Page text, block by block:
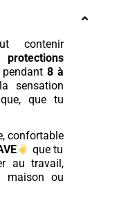
contenir
pendant 8 à
sensation
que tu
confortable
que tu
au travail,
maison ou